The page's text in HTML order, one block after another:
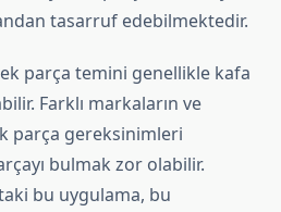
tasarruf edebilmektedir.
parça temini genellikle kafa
Farklı markaların ve
parça gereksinimleri
bulmak zor olabilir.
bu uygulama, bu